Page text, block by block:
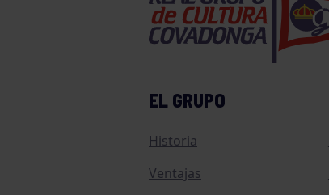
EL GRUPO
Historia
Ventajas